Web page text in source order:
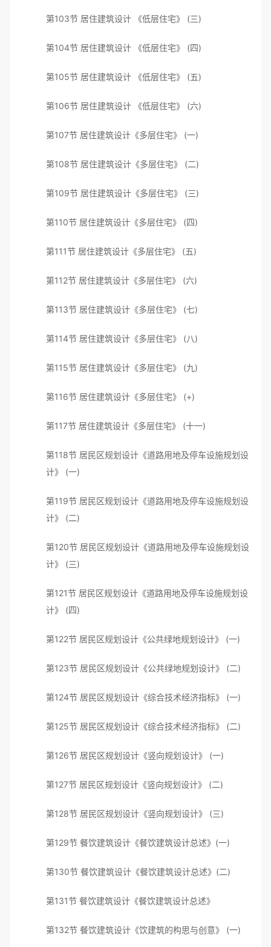
第103节 居住建筑设计 《低层住宅》 (三)
第104节 居住建筑设计 《低层住宅》 (四)
第105节 居住建筑设计 《低层住宅》 (五)
第106节 居住建筑设计 《低层住宅》 (六)
第107节 居住建筑设计《多层住宅》 (一)
第108节 居住建筑设计《多层住宅》 (二)
第109节 居住建筑设计《多层住宅》 (三)
第110节 居住建筑设计《多层住宅》 (四)
第111节 居住建筑设计《多层住宅》 (五)
第112节 居住建筑设计《多层住宅》 (六)
第113节 居住建筑设计《多层住宅》 (七)
第114节 居住建筑设计《多层住宅》 (八)
第115节 居住建筑设计《多层住宅》 (九)
第116节 居住建筑设计《多层住宅》 (+)
第117节 居住建筑设计《多层住宅》 (十一)
第118节 居民区规划设计《道路用地及停车设施规划设
计》 (一)
第119节 居民区规划设计《道路用地及停车设施规划设
计》 (二)
第120节 居民区规划设计《道路用地及停车设施规划设
计》 (三)
第121节 居民区规划设计《道路用地及停车设施规划设
计》 (四)
第122节 居民区规划设计《公共绿地规划设计》 (一)
第123节 居民区规划设计《公共绿地规划设计》 (二)
第124节 居民区规划设计《综合技术经济指标》 (一)
第125节 居民区规划设计《综合技术经济指标》 (二)
第126节 居民区规划设计《竖向规划设计》 (一)
第127节 居民区规划设计《竖向规划设计》 (二)
第128节 居民区规划设计《竖向规划设计》 (三)
第129节 餐饮建筑设计《餐饮建筑设计总述》(一)
第130节 餐饮建筑设计《餐饮建筑设计总述》(二)
第131节 餐饮建筑设计《餐饮建筑设计总述》
第132节 餐饮建筑设计《饮建筑的构思与创意》 (一)